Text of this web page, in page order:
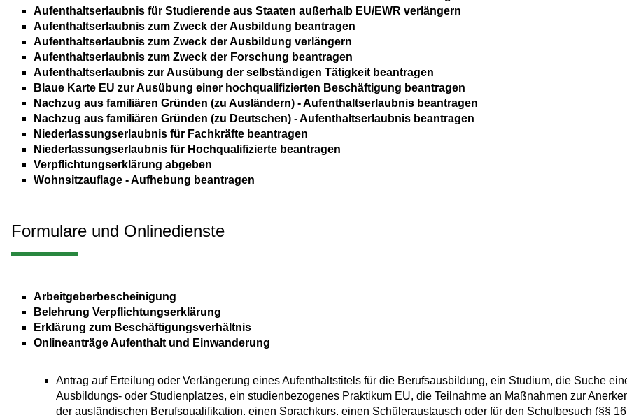
Aufenthaltserlaubnis für Studierende aus Staaten außerhalb EU/EWR verlängern
Aufenthaltserlaubnis zum Zweck der Ausbildung beantragen
Aufenthaltserlaubnis zum Zweck der Ausbildung verlängern
Aufenthaltserlaubnis zum Zweck der Forschung beantragen
Aufenthaltserlaubnis zur Ausübung der selbständigen Tätigkeit beantragen
Blaue Karte EU zur Ausübung einer hochqualifizierten Beschäftigung beantragen
Nachzug aus familiären Gründen (zu Ausländern) - Aufenthaltserlaubnis beantragen
Nachzug aus familiären Gründen (zu Deutschen) - Aufenthaltserlaubnis beantragen
Niederlassungserlaubnis für Fachkräfte beantragen
Niederlassungserlaubnis für Hochqualifizierte beantragen
Verpflichtungserklärung abgeben
Wohnsitzauflage - Aufhebung beantragen
Formulare und Onlinedienste
Arbeitgeberbescheinigung
Belehrung Verpflichtungserklärung
Erklärung zum Beschäftigungsverhältnis
Onlineanträge Aufenthalt und Einwanderung
Antrag auf Erteilung oder Verlängerung eines Aufenthaltstitels für die Berufsausbildung, ein Studium, die Suche
Ausbildungs- oder Studienplatzes, ein studienbezogenes Praktikum EU, die Teilnahme an Maßnahmen zur
der ausländischen Berufsqualifikation, einen Sprachkurs, einen Schüleraustausch oder für den Schulbesuch (§§